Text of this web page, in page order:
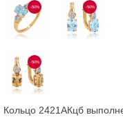
-50% -50%
-50%
Кольцо 2421АКцб